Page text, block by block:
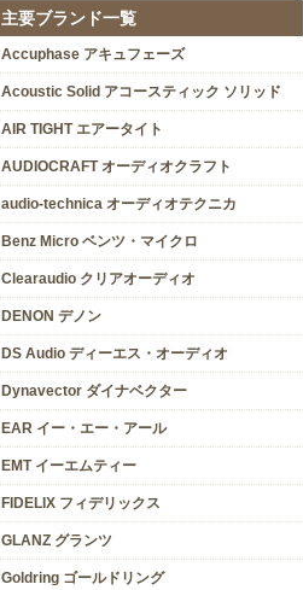
主要ブランド一覧
Accuphase アキュフェーズ
Acoustic Solid アコースティック ソリッド
AIR TIGHT エアータイト
AUDIOCRAFT オーディオクラフト
audio-technica オーディオテクニカ
Benz Micro ベンツ・マイクロ
Clearaudio クリアオーディオ
DENON デノン
DS Audio ディーエス・オーディオ
Dynavector ダイナベクター
EAR イー・エー・アール
EMT イーエムティー
FIDELIX フィデリックス
GLANZ グランツ
Goldring ゴールドリング